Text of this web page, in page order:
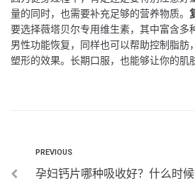
量的同时，也需要补充足够的营养物质。
要选择薇塔贝尔专用维生素，其中富含多
男性功能恢复，同样也可以帮助控制脂肪
塑形的效果。长期口服，也能够让你的肌
PREVIOUS
孕妇钙片哪种吸收好？什么时候